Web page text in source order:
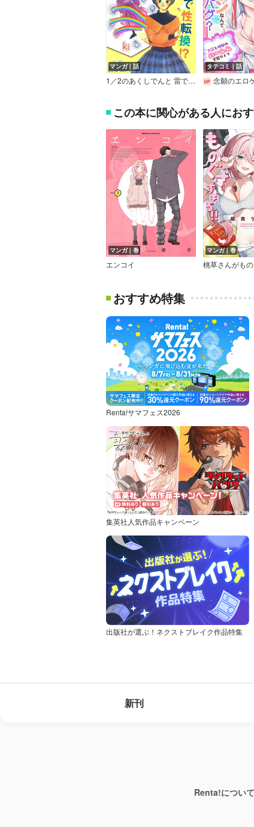
マンガ｜話
1／2のあくしでんと 雷で性転換！？
タテコミ｜話
念願のエロゲ世界に入ったのに俺がヒロインなんてどんなバグ
この本に関心がある人にお
マンガ｜巻
エンコイ
マンガ｜巻
おすすめ特集
Renta!サマフェス2026
集英社人気作品キャンペーン
出版社が選ぶ！ネクストブレイク作品特集
新刊
Renta!について